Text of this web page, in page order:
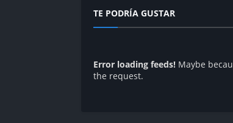
TE PODRÍA GUSTAR
Error loading feeds! Maybe
the request.